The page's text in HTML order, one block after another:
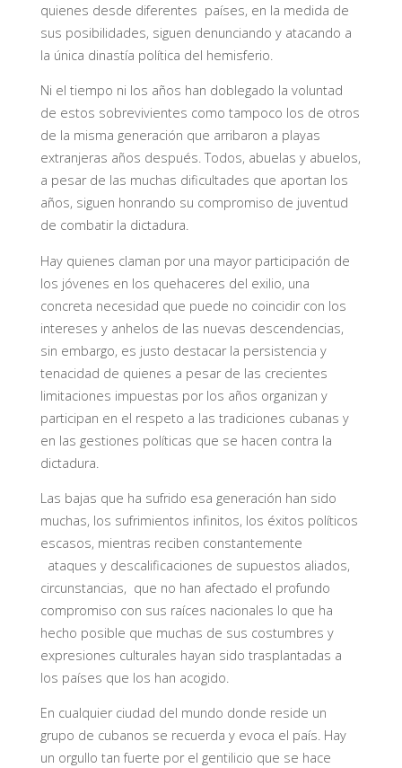
quienes desde diferentes países, en la medida de
sus posibilidades, siguen denunciando y atacando a
la única dinastía política del hemisferio.
Ni el tiempo ni los años han doblegado la voluntad
de estos sobrevivientes como tampoco los de otros
de la misma generación que arribaron a playas
extranjeras años después. Todos, abuelas y abuelos,
a pesar de las muchas dificultades que aportan los
años, siguen honrando su compromiso de juventud
de combatir la dictadura.
Hay quienes claman por una mayor participación de
los jóvenes en los quehaceres del exilio, una
concreta necesidad que puede no coincidir con los
intereses y anhelos de las nuevas descendencias,
sin embargo, es justo destacar la persistencia y
tenacidad de quienes a pesar de las crecientes
limitaciones impuestas por los años organizan y
participan en el respeto a las tradiciones cubanas y
en las gestiones políticas que se hacen contra la
dictadura.
Las bajas que ha sufrido esa generación han sido
muchas, los sufrimientos infinitos, los éxitos políticos
escasos, mientras reciben constantemente
ataques y descalificaciones de supuestos aliados,
circunstancias, que no han afectado el profundo
compromiso con sus raíces nacionales lo que ha
hecho posible que muchas de sus costumbres y
expresiones culturales hayan sido trasplantadas a
los países que los han acogido.
En cualquier ciudad del mundo donde reside un
grupo de cubanos se recuerda y evoca el país. Hay
un orgullo tan fuerte por el gentilicio que se hace